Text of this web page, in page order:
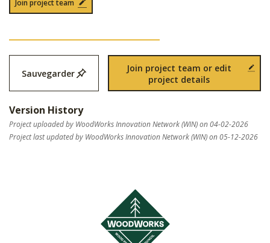
Join project team
Sauvegarder
Join project team or edit
project details
Version History
Project uploaded by WoodWorks Innovation Network (WIN) on 04-02-2026
Project last updated by WoodWorks Innovation Network (WIN) on 05-12-2026